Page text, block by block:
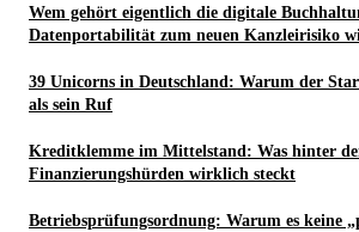
Wem gehört eigentlich die digitale
Datenportabilität zum neuen Kanzleirisiko
39 Unicorns in Deutschland: Warum der
als sein Ruf
Kreditklemme im Mittelstand: Was hinter
Finanzierungshürden wirklich steckt
Betriebsprüfungsordnung: Warum es keine